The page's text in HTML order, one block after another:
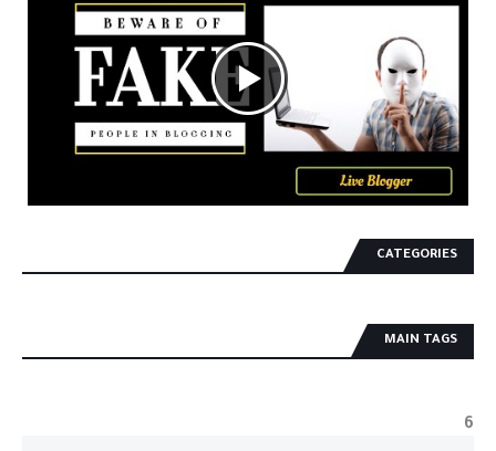
CATEGORIES
MAIN TAGS
6